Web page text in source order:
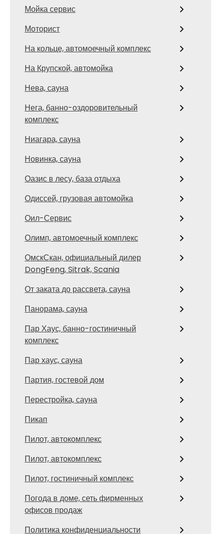
Мойка сервис
Моторист
На кольце, автомоечный комплекс
На Крупской, автомойка
Нева, сауна
Нега, банно-оздоровительный
комплекс
Ниагара, сауна
Новинка, сауна
Оазис в лесу, база отдыха
Одиссей, грузовая автомойка
Оил-Сервис
Олимп, автомоечный комплекс
ОмскСкан, официальный дилер
DongFeng, Sitrak, Scania
От заката до рассвета, сауна
Панорама, сауна
Пар Хаус, банно-гостиничный
комплекс
Пар хаус, сауна
Партия, гостевой дом
Перестройка, сауна
Пикап
Пилот, автокомплекс
Пилот, автокомплекс
Пилот, гостиничный комплекс
Погода в доме, сеть фирменных
офисов продаж
Политика конфиденциальности